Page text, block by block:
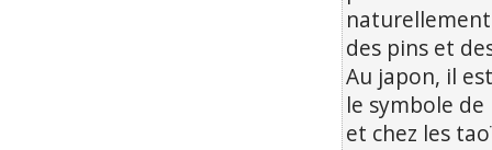
naturellement
des pins et
Au japon, il
le symbole
et chez les